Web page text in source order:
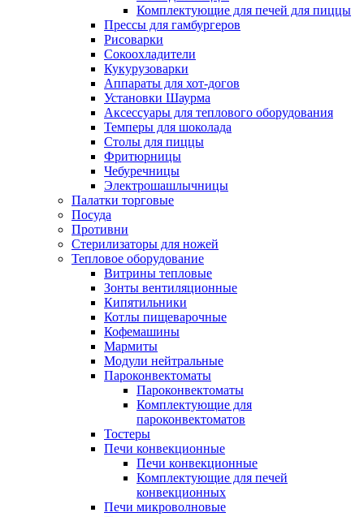
Комплектующие для печей для пиццы
Прессы для гамбургеров
Рисоварки
Сокоохладители
Кукурузоварки
Аппараты для хот-догов
Установки Шаурма
Аксессуары для теплового оборудования
Темперы для шоколада
Столы для пиццы
Фритюрницы
Чебуречницы
Электрошашлычницы
Палатки торговые
Посуда
Противни
Стерилизаторы для ножей
Тепловое оборудование
Витрины тепловые
Зонты вентиляционные
Кипятильники
Котлы пищеварочные
Кофемашины
Мармиты
Модули нейтральные
Пароконвектоматы
Пароконвектоматы
Комплектующие для
пароконвектоматов
Тостеры
Печи конвекционные
Печи конвекционные
Комплектующие для печей
конвекционных
Печи микроволновые